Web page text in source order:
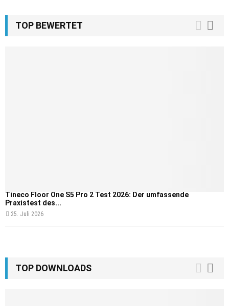
TOP BEWERTET
Tineco Floor One S5 Pro 2 Test 2026: Der umfassende
Praxistest des...
25. Juli 2026
TOP DOWNLOADS